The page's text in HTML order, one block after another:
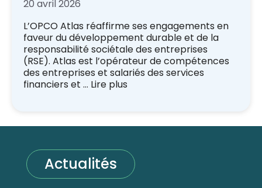
20 avril 2026
L’OPCO Atlas réaffirme ses engagements en
faveur du développement durable et de la
responsabilité sociétale des entreprises
(RSE). Atlas est l’opérateur de compétences
des entreprises et salariés des services
financiers et … Lire plus
Actualités